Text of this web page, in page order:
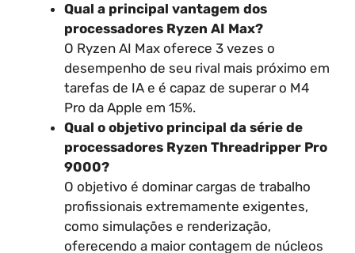
Qual a principal vantagem dos
processadores Ryzen AI Max?
O Ryzen AI Max oferece 3 vezes o
desempenho de seu rival mais próximo em
tarefas de IA e é capaz de superar o M4
Pro da Apple em 15%.
Qual o objetivo principal da série de
processadores Ryzen Threadripper Pro
9000?
O objetivo é dominar cargas de trabalho
profissionais extremamente exigentes,
como simulações e renderização,
oferecendo a maior contagem de núcleos